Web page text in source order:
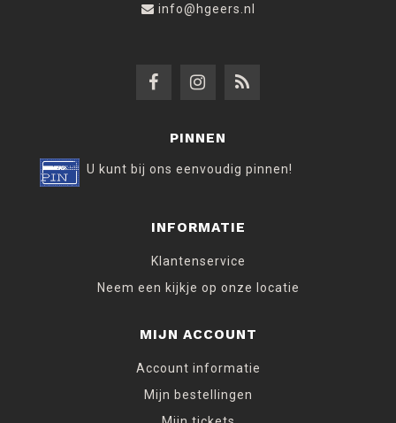
info@hgeers.nl
PINNEN
U kunt bij ons eenvoudig pinnen!
INFORMATIE
Klantenservice
Neem een kijkje op onze locatie
MIJN ACCOUNT
Account informatie
Mijn bestellingen